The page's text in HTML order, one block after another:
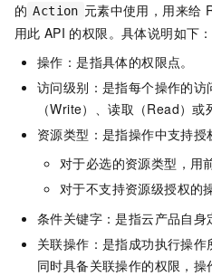
的 Action 元素中使用，用来给
用此 API 的权限。具体说明如下：
操作：是指具体的权限点。
访问级别：是指每个操作的访
（Write）、读取（Read）或
资源类型：是指操作中支持授
对于必选的资源类型，用
对于不支持资源级授权的
条件关键字：是指云产品自身
关联操作：是指成功执行操
同时具备关联操作的权限，操